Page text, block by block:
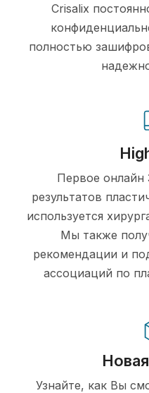
Crisalix
полностью
Первое онлайн
результатов
используется
Мы также
рекомендации и
ассоциаций по
Узнайте, как Вы